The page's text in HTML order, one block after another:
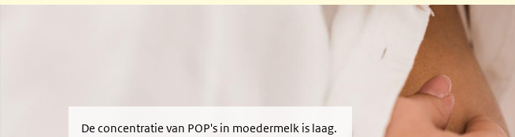
De concentratie van POP's in moedermelk is laag.